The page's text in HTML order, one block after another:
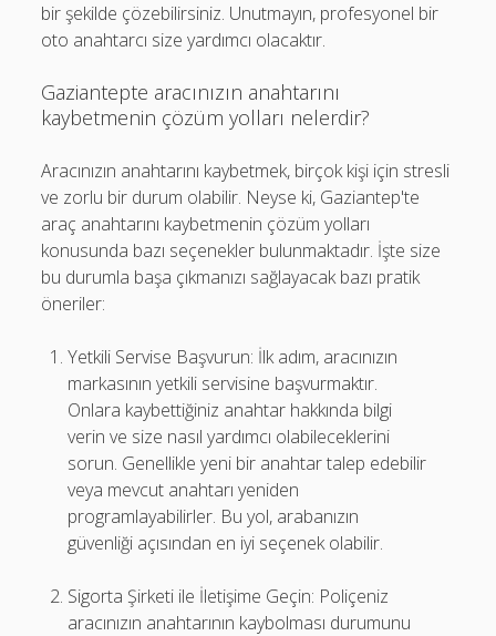
bir şekilde çözebilirsiniz. Unutmayın, profesyonel bir
oto anahtarcı size yardımcı olacaktır.
Gaziantepte aracınızın anahtarını
kaybetmenin çözüm yolları nelerdir?
Aracınızın anahtarını kaybetmek, birçok kişi için stresli
ve zorlu bir durum olabilir. Neyse ki, Gaziantep'te
araç anahtarını kaybetmenin çözüm yolları
konusunda bazı seçenekler bulunmaktadır. İşte size
bu durumla başa çıkmanızı sağlayacak bazı pratik
öneriler:
Yetkili Servise Başvurun: İlk adım, aracınızın
markasının yetkili servisine başvurmaktır.
Onlara kaybettiğiniz anahtar hakkında bilgi
verin ve size nasıl yardımcı olabileceklerini
sorun. Genellikle yeni bir anahtar talep edebilir
veya mevcut anahtarı yeniden
programlayabilirler. Bu yol, arabanızın
güvenliği açısından en iyi seçenek olabilir.
Sigorta Şirketi ile İletişime Geçin: Poliçeniz
aracınızın anahtarının kaybolması durumunu